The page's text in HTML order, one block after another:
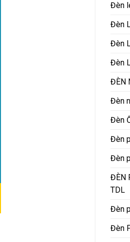
Đèn
Đèn
Đèn
Đèn
ĐÈN
Đèn
Đèn
Đèn
Đèn
ĐÈN
TDL
Đèn
Đèn